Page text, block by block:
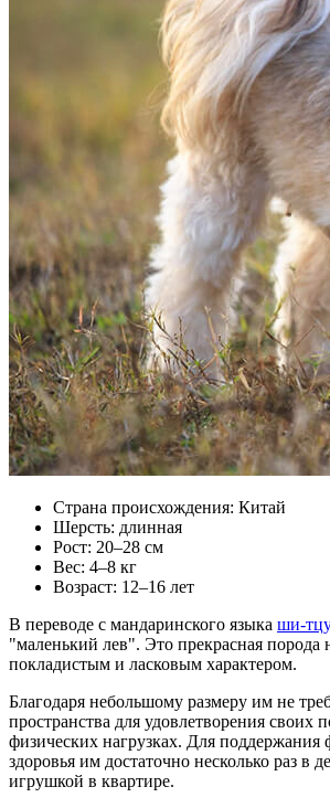
Страна происхождения: Китай
Шерсть: длинная
Рост: 20–28 см
Вес: 4–8 кг
Возраст: 12–16 лет
В переводе с мандаринского языка ши-
"маленький лев". Это прекрасная порода
покладистым и ласковым характером.
Благодаря небольшому размеру им не
пространства для удовлетворения своих
физических нагрузках. Для поддержания
здоровья им достаточно несколько раз в
игрушкой в квартире.